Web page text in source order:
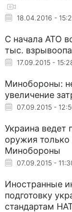
18.04.2016 -
С начала АТО
тыс.
17.09.2015 -
Минобороны:
увеличение
07.09.2015 -
Украина ведет
оружия
Минобороны
07.09.2015 -
Иностранные
подготовку
стандартам